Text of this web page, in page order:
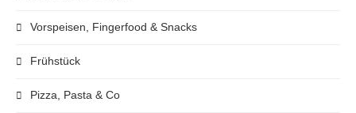
Vorspeisen, Fingerfood & Snacks
Frühstück
Pizza, Pasta & Co